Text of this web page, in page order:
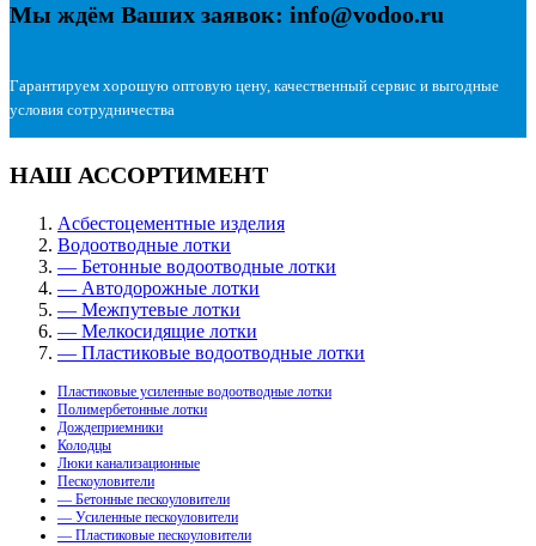
Мы ждём Ваших заявок: info@vodoo.ru
Гарантируем хорошую оптовую цену, качественный сервис и выгодные
условия сотрудничества
НАШ АССОРТИМЕНТ
Асбестоцементные изделия
Водоотводные лотки
— Бетонные водоотводные лотки
— Автодорожные лотки
— Межпутевые лотки
— Мелкосидящие лотки
— Пластиковые водоотводные лотки
Пластиковые усиленные водоотводные лотки
Полимербетонные лотки
Дождеприемники
Колодцы
Люки канализационные
Пескоуловители
— Бетонные пескоуловители
— Усиленные пескоуловители
— Пластиковые пескоуловители